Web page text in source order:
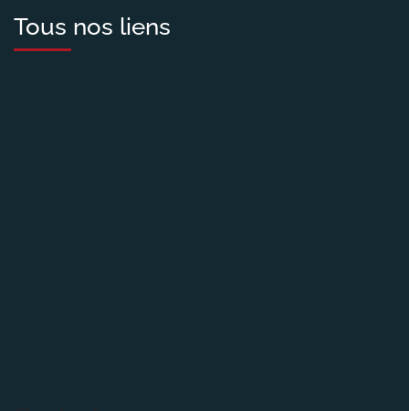
Tous nos liens